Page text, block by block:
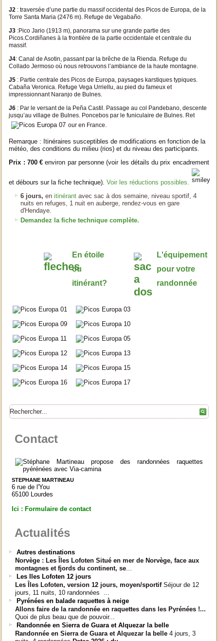
J2 : traversée d’une partie du massif occidental des Picos de Europa, de la
Torre Santa Maria (2476 m). Refuge de Vegabaño.
J3 :Pico Jario (1913 m), panorama sur une grande partie des
Picos.Cordiñanes à la frontière de la partie occidentale et centrale du
massif.
J4: Canal de Asotin, passant par la brêche de la Rienda. Refuge du
Collado Jermoso où nous retrouvons l’ambiance de la haute montagne.
J5 : Partie centrale des Picos de Europa, paysages karstiques typiques.
Cabaña Veronica. Refuge Vega Urriellu, au pied du fameux et
impressionnant Naranjo de Bulnes.
J6 : Par le versant de la Peña Castil. Passage au col Pandebano, descente
jusqu’au village de Bulnes. Poncebos par le funiculaire de Bulnes. Ret
our en France.
Remarque : Itinéraires susceptibles de modifications en fonction de la
météo, des conditions du milieu (rios) et du niveau des participants.
Prix : 700 € environ par personne (voir les détails du prix encadrement
et débours sur la fiche technique).Voir les réductions possibles.
6 jours,enitinérant avec sac à dos semaine, niveau sportif, 4
nuits en refuges, 1 nuit en auberge, rendez-vous en gare
d'Hendaye.
Demandez la fiche technique complète.
En étoile
ou
itinérant?
L'équipement
pour votre
randonnée
Contact
STEPHANE MARTINEAU
6 rue de l'You
65100 Lourdes
Ici : Formulaire de contact
Actualités
Autres destinations
Norvège : Les Îles Lofoten Situé en mer de Norvège, face aux
montagnes et fjords du continent, se...
Les Iles Lofoten 12 jours
Les Îles Lofoten, version 12 jours, moyen/sportifSéjour de 12
jours, 11 nuits, 10 randonnées ...
Pyrénées en balade raquettes à neige
Allons faire de la randonnée en raquettes dans les Pyrénées !...
Quoi de plus beau que de pouvoir...
Randonnée en Sierra de Guara et Alquezar la belle
Randonnée en Sierra de Guara et Alquezar la belle 4 jours, 3